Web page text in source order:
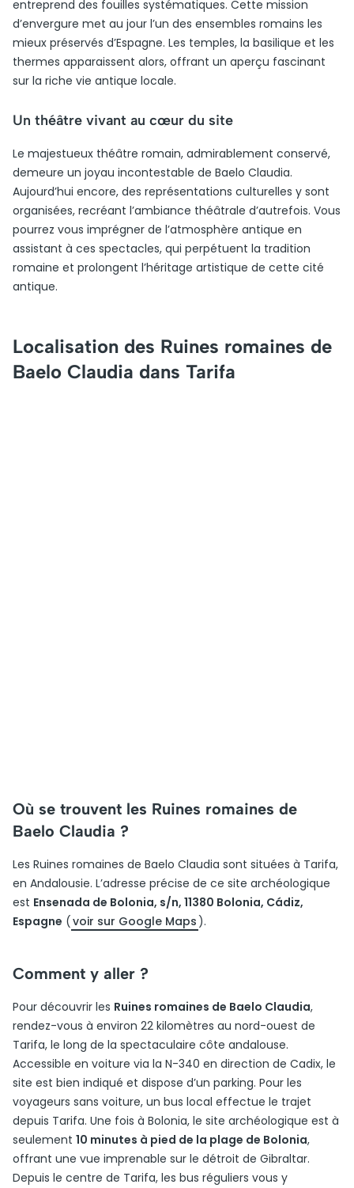
entreprend des fouilles systématiques. Cette mission
d’envergure met au jour l’un des ensembles romains les
mieux préservés d’Espagne. Les temples, la basilique et les
thermes apparaissent alors, offrant un aperçu fascinant
sur la riche vie antique locale.
Un théâtre vivant au cœur du site
Le majestueux théâtre romain, admirablement conservé,
demeure un joyau incontestable de Baelo Claudia.
Aujourd’hui encore, des représentations culturelles y sont
organisées, recréant l’ambiance théâtrale d’autrefois. Vous
pourrez vous imprégner de l’atmosphère antique en
assistant à ces spectacles, qui perpétuent la tradition
romaine et prolongent l’héritage artistique de cette cité
antique.
Localisation des Ruines romaines de
Baelo Claudia dans Tarifa
Où se trouvent les Ruines romaines de
Baelo Claudia ?
Les Ruines romaines de Baelo Claudia sont situées à Tarifa,
en Andalousie. L’adresse précise de ce site archéologique
est Ensenada de Bolonia, s/n, 11380 Bolonia, Cádiz,
Espagne (voir sur Google Maps ).
Comment y aller ?
Pour découvrir les Ruines romaines de Baelo Claudia,
rendez-vous à environ 22 kilomètres au nord-ouest de
Tarifa, le long de la spectaculaire côte andalouse.
Accessible en voiture via la N-340 en direction de Cadix, le
site est bien indiqué et dispose d’un parking. Pour les
voyageurs sans voiture, un bus local effectue le trajet
depuis Tarifa. Une fois à Bolonia, le site archéologique est à
seulement 10 minutes à pied de la plage de Bolonia,
offrant une vue imprenable sur le détroit de Gibraltar.
Depuis le centre de Tarifa, les bus réguliers vous y